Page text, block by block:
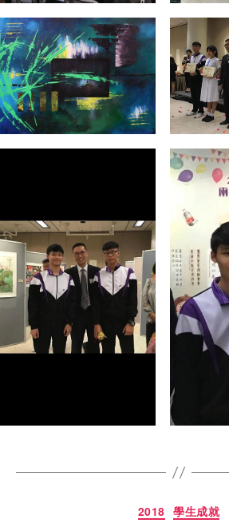
2018 學生成就